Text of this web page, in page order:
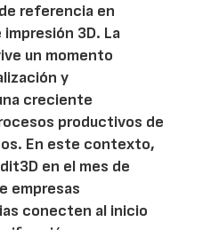
referencia en
3D. La
un momento
y
creciente
productivos de
En este contexto,
en el mes de
empresas
conecten al inicio